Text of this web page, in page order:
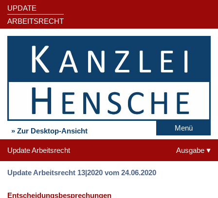
UPDATE
ARBEITSRECHT
» Zur Desktop-Ansicht Menü
Update Arbeitsrecht Ausgabe
Update Arbeitsrecht 13|2020 vom 24.06.2020
Entscheidungsbesprechungen